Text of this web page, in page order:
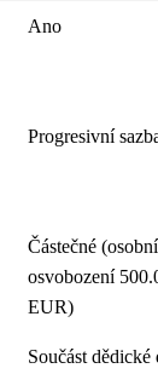
Ano
Progresivní
Částečné (osobní
osvobození
EUR)
Součást dědické